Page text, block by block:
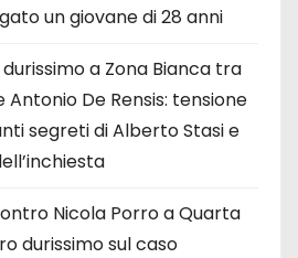
un giovane di 28 anni
a Zona Bianca tra
Antonio De Rensis: tensione
segreti di Alberto Stasi e
Nicola Porro a Quarta
durissimo sul caso